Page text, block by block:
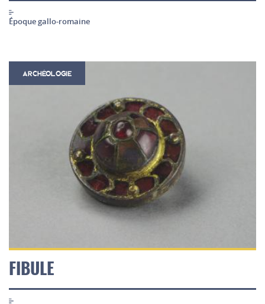
Époque gallo-romaine
ARCHÉOLOGIE
FIBULE